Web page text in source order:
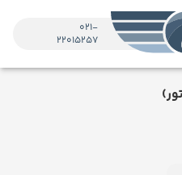
021-
22015257